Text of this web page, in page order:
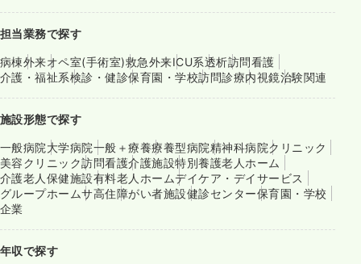
担当業務で探す
病棟外来オペ室(手術室)救急外来ICU系透析訪問看護
介護・福祉系検診・健診保育園・学校訪問診療内視鏡治験関連
施設形態で探す
一般病院大学病院一般＋療養療養型病院精神科病院クリニック
美容クリニック訪問看護介護施設特別養護老人ホーム
介護老人保健施設有料老人ホームデイケア・デイサービス
グループホームサ高住障がい者施設健診センター保育園・学校
企業
年収で探す